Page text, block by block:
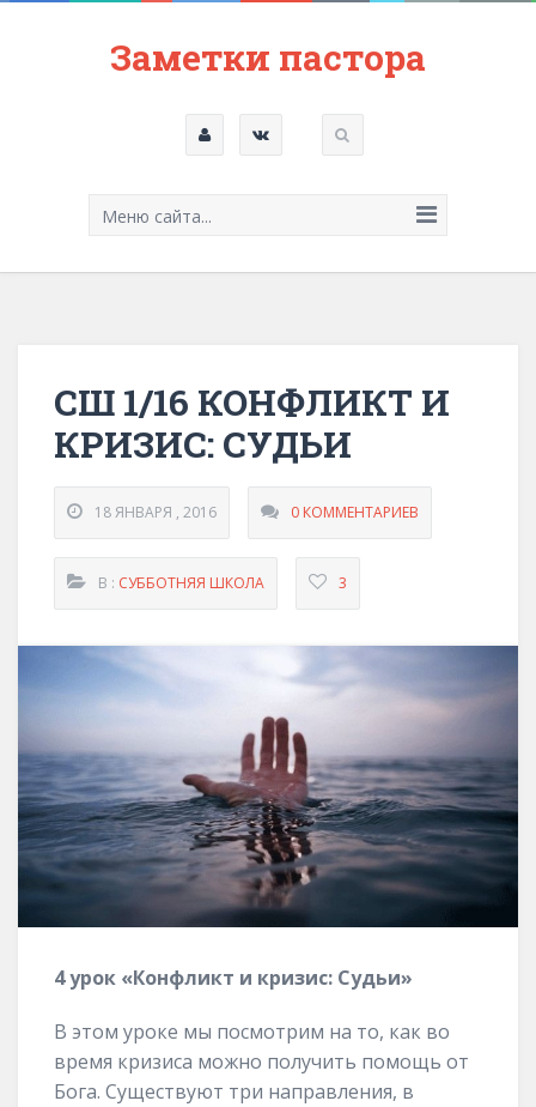
Заметки пастора
Меню сайта...
СШ 1/16 КОНФЛИКТ И
КРИЗИС: СУДЬИ
18 ЯНВАРЯ , 2016 0 КОММЕНТАРИЕВ
В : СУББОТНЯЯ ШКОЛА 3
4 урок «Конфликт и кризис: Судьи»
В этом уроке мы посмотрим на то, как во
время кризиса можно получить помощь от
Бога. Существуют три направления, в